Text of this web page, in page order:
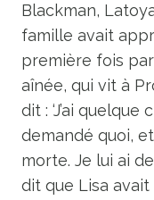
Blackman,
famille avait
première fois
aînée, qui vit à
dit : ‘J’ai quelque
demandé quoi,
morte. Je lui ai
dit que Lisa